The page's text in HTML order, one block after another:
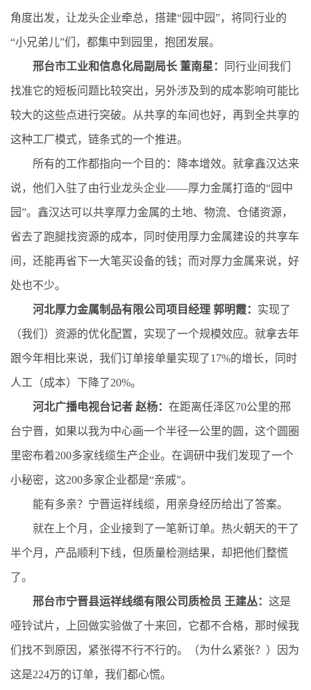
角度出发，让龙头企业牵总，搭建“园中园”，将同行业的
“小兄弟儿”们，都集中到园里，抱团发展。
邢台市工业和信息化局副局长 董南星： 同行业间我们
找准它的短板问题比较突出，另外涉及到的成本影响可能比
较大的这些点进行突破。从共享的车间也好，再到全共享的
这种工厂模式，链条式的一个推进。
所有的工作都指向一个目的：降本增效。就拿鑫汉达来
说，他们入驻了由行业龙头企业——厚力金属打造的“园中
园”。鑫汉达可以共享厚力金属的土地、物流、仓储资源，
省去了跑腿找资源的成本，同时使用厚力金属建设的共享车
间，还能再省下一大笔买设备的钱；而对厚力金属来说，好
处也不少。
河北厚力金属制品有限公司项目经理 郭明霞： 实现了
（我们）资源的优化配置，实现了一个规模效应。就拿去年
跟今年相比来说，我们订单接单量实现了17%的增长，同时
人工（成本）下降了20%。
河北广播电视台记者 赵杨： 在距离任泽区70公里的邢
台宁晋，如果以我为中心画一个半径一公里的圆，这个圆圈
里密布着200多家线缆生产企业。在调研中我们发现了一个
小秘密，这200多家企业都是“亲戚”。
能有多亲？宁晋运祥线缆，用亲身经历给出了答案。
就在上个月，企业接到了一笔新订单。热火朝天的干了
半个月，产品顺利下线，但质量检测结果，却把他们整慌
了。
邢台市宁晋县运祥线缆有限公司质检员 王建丛： 这是
哑铃试片，上回做实验做了十来回，它都不合格，那时候我
们找不到原因，紧张得不行不行的。（为什么紧张？）因为
这是224万的订单，我们都心慌。